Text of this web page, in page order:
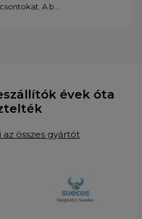
A b...
évek óta
összes gyártót